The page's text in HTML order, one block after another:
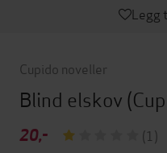
Legg
Cupido noveller
Blind elskov
20,-
(1)